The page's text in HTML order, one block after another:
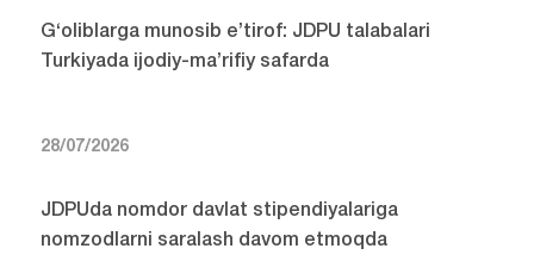
G‘oliblarga munosib e’tirof: JDPU talabalari
Turkiyada ijodiy-ma’rifiy safarda
28/07/2026
JDPUda nomdor davlat stipendiyalariga
nomzodlarni saralash davom etmoqda